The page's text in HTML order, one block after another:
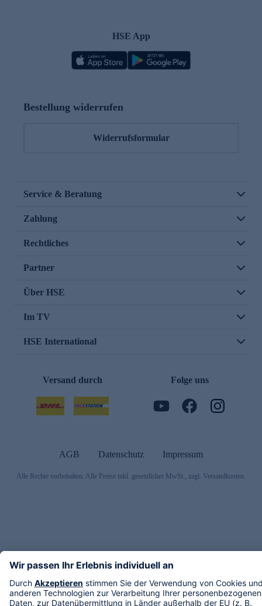
HSE App
Bestellung widerrufen
Widerrufsformular
Service & Beratung
Zahlung
Rechtliches
Partner
Über HSE
Im TV
HSE International
Versand durch Folge uns
AGB Datenschutz Impressum
Alle Rechte vorbehalten. Alle Preise inkl. gesetzlicher MwSt., zzgl. Versandkosten.